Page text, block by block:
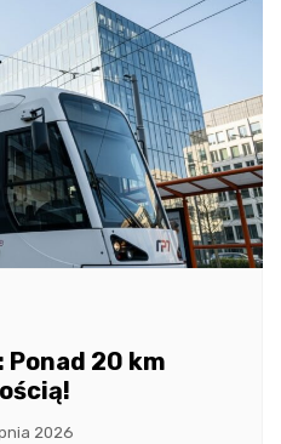
Ponad 20 km
2026